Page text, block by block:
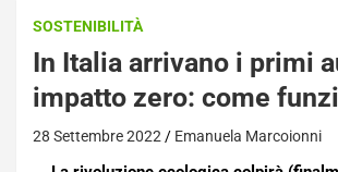
SOSTENIBILITÀ
In Italia arrivano i primi
impatto zero: come
28 Settembre 2022 Emanuela Marcoionni